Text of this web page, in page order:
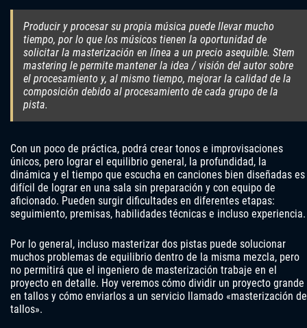
Producir y procesar su propia música puede llevar mucho
tiempo, por lo que los músicos tienen la oportunidad de
solicitar la masterización en línea a un precio asequible. Stem
mastering le permite mantener la idea / visión del autor sobre
el procesamiento y, al mismo tiempo, mejorar la calidad de la
composición debido al procesamiento de cada grupo de la
pista.
Con un poco de práctica, podrá crear tonos e improvisaciones
únicos, pero lograr el equilibrio general, la profundidad, la
dinámica y el tiempo que escucha en canciones bien diseñadas es
difícil de lograr en una sala sin preparación y con equipo de
aficionado. Pueden surgir dificultades en diferentes etapas:
seguimiento, premisas, habilidades técnicas e incluso experiencia.
Por lo general, incluso masterizar dos pistas puede solucionar
muchos problemas de equilibrio dentro de la misma mezcla, pero
no permitirá que el ingeniero de masterización trabaje en el
proyecto en detalle. Hoy veremos cómo dividir un proyecto grande
en tallos y cómo enviarlos a un servicio llamado «masterización de
tallos».